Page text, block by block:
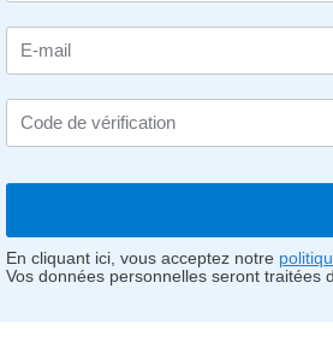
E-mail
Code de vérification
En cliquant ici, vous acceptez notre
Vos données personnelles seront traitées